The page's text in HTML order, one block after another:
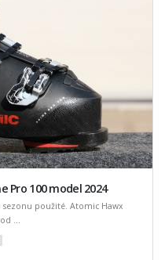
Pro 100 model 2024
sezonu použité. Atomic Hawx
...